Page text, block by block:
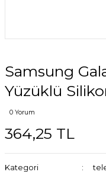
Samsung
Yüzüklü
0 Yorum
364,25 TL
Kategori